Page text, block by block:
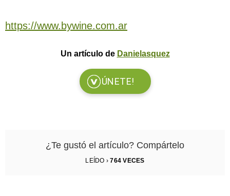
https://www.bywine.com.ar
Un artículo de Danielasquez
ÚNETE!
¿Te gustó el artículo? Compártelo
LEÍDO ›764 VECES